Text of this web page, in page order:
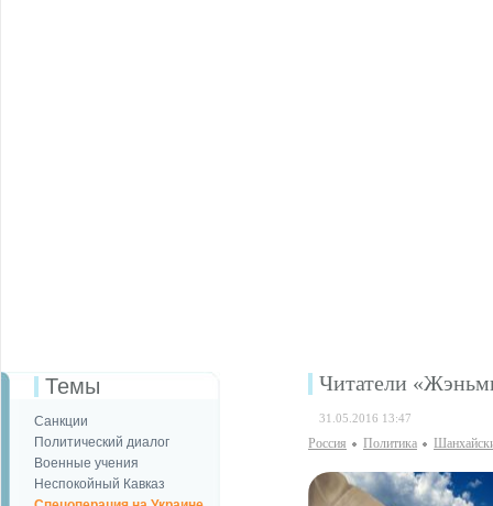
Темы
Санкции
Политический диалог
Военные учения
Неспокойный Кавказ
Читатели
31.05.2016 13:47
Россия Политика